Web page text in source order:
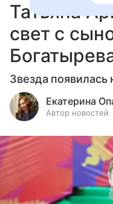
Татьяна
свет с
Звезда
Екатерина
Автор новостей